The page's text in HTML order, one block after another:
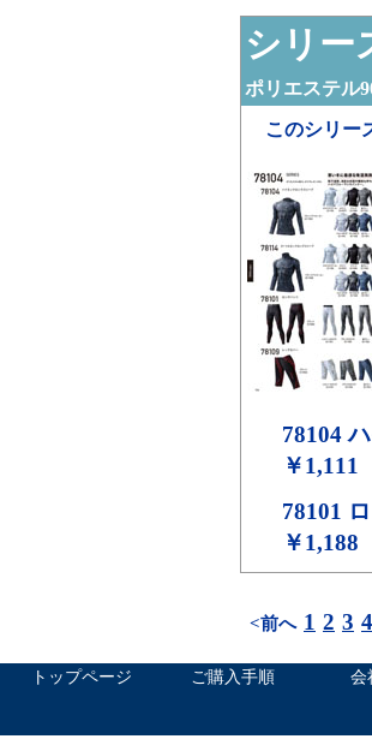
シリー
ポリエステル
このシリー
78104
￥1,111
78101
￥1,188
<前へ 1 2 3 4
トップページ ご購入手順 会